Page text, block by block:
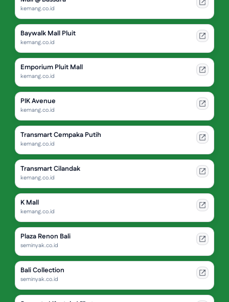
kemang.co.id
Baywalk Mall Pluit
kemang.co.id
Emporium Pluit Mall
kemang.co.id
PIK Avenue
kemang.co.id
Transmart Cempaka Putih
kemang.co.id
Transmart Cilandak
kemang.co.id
K Mall
kemang.co.id
Plaza Renon Bali
seminyak.co.id
Bali Collection
seminyak.co.id